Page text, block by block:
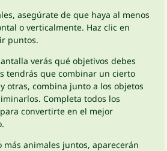
asegúrate de que haya al menos
o verticalmente. Haz clic en
puntos.
verás qué objetivos debes
tendrás que combinar un cierto
otras, combina junto a los objetos
Completa todos los
convertirte en el mejor
más animales juntos, aparecerán